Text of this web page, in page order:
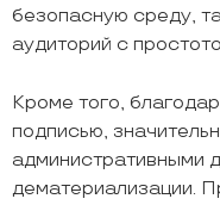
безопасную среду,
аудиторий с
Кроме того,
подписью,
административными
дематериализации.